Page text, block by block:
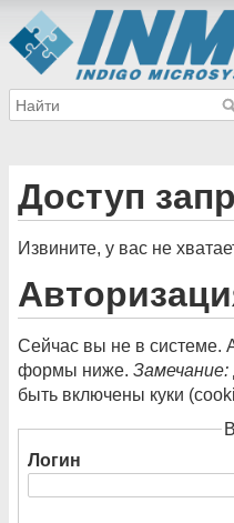
Доступ
Извините, у вас не
Сейчас вы не в системе.
формы ниже. Замечание:
быть включены куки
Логин